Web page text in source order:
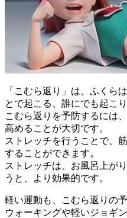
「こむら返り」は、 ふくら
とで起こる
、誰にでも起こ
こむら返りを予防するには
高めることが大切です。
ストレッチを行うことで、
することができます。
ストレッチは、 お風呂上が
う と、より効果的です。
軽い運動も、こむら返りの
ウォーキングや軽いジョギ